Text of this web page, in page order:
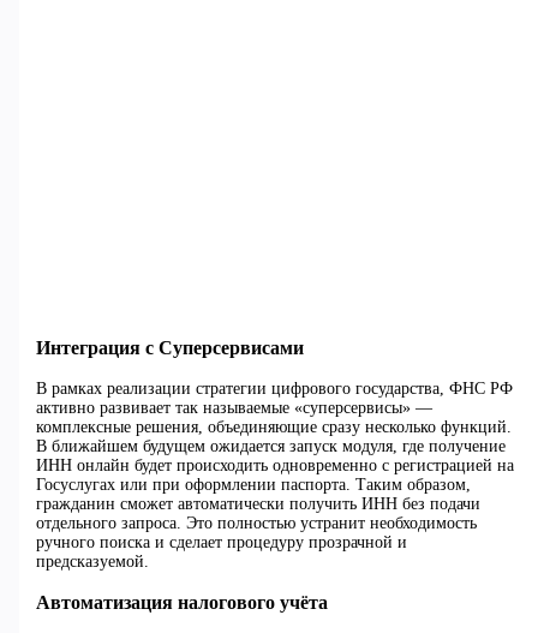
Интеграция с Суперсервисами
В рамках реализации стратегии цифрового государства, ФНС РФ
активно развивает так называемые «суперсервисы» —
комплексные решения, объединяющие сразу несколько функций.
В ближайшем будущем ожидается запуск модуля, где получение
ИНН онлайн будет происходить одновременно с регистрацией на
Госуслугах или при оформлении паспорта. Таким образом,
гражданин сможет автоматически получить ИНН без подачи
отдельного запроса. Это полностью устранит необходимость
ручного поиска и сделает процедуру прозрачной и
предсказуемой.
Автоматизация налогового учёта